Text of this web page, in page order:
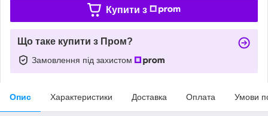
Купити з
Що таке купити з Пром?
Замовлення під захистом
Опис Характеристики Доставка Оплата Умови